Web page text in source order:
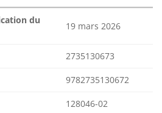
du
19 mars 2026
2735130673
9782735130672
128046-02